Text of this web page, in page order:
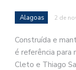
Alagoas 2 de
Construída e
é referência para
Cleto e Thiago